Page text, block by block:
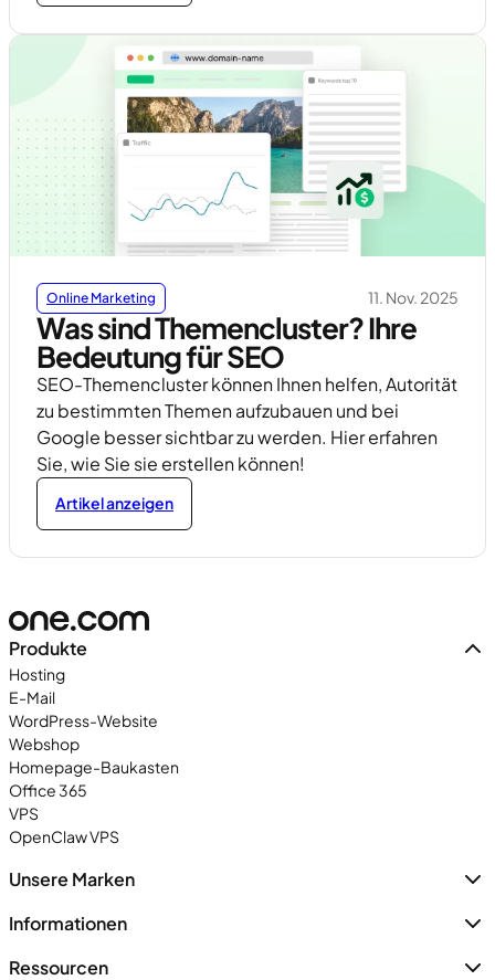
Online Marketing 11. Nov. 2025
Was sind Themencluster? Ihre
Bedeutung für SEO
SEO-Themencluster können Ihnen helfen, Autorität
zu bestimmten Themen aufzubauen und bei
Google besser sichtbar zu werden. Hier erfahren
Sie, wie Sie sie erstellen können!
Artikel anzeigen
Produkte
Hosting
E-Mail
WordPress-Website
Webshop
Homepage-Baukasten
Office 365
VPS
OpenClaw VPS
Unsere Marken
Informationen
Ressourcen